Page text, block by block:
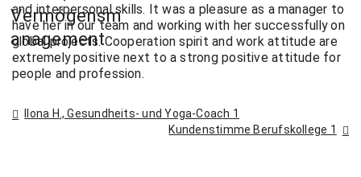
Ernst –
Finanzber
atung,
and interpersonal skills. It was a pleasure as a manager to
have her in our team and working with her successfully on
global projects. Cooperation spirit and work attitude are
extremely positive next to a strong positive attitude for
people and profession.
Beitragsnavigation
Ilona H., Gesundheits- und Yoga-Coach 1
Kundenstimme Berufskollege 1